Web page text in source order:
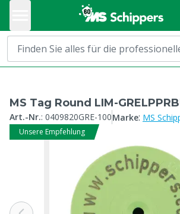
MS Tag Round LIM-
Art.-Nr.: 0409820GRE-100Marke: MS
Unsere Empfehlung